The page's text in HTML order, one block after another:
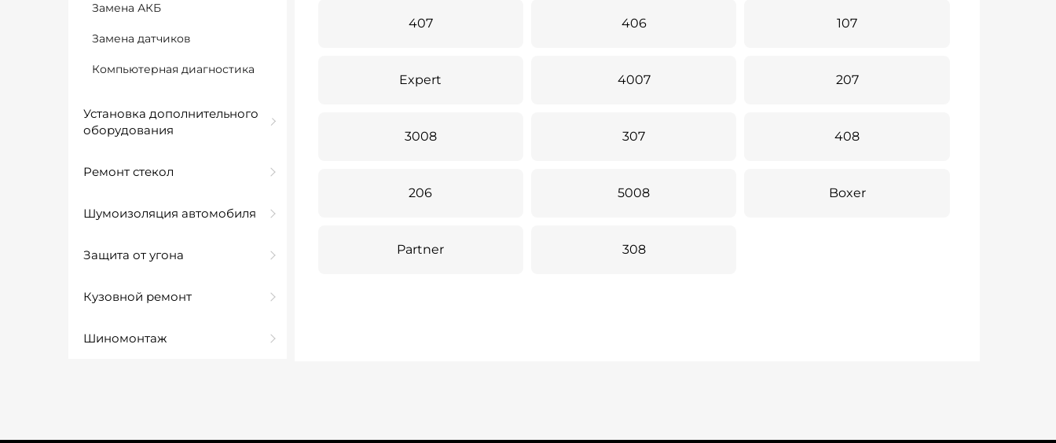
Замена АКБ
Замена датчиков
Компьютерная диагностика
Установка дополнительного
оборудования
Ремонт стекол
Шумоизоляция автомобиля
Защита от угона
Кузовной ремонт
Шиномонтаж
407 406 107
Expert 4007 207
3008 307 408
206 5008 Boxer
Partner 308